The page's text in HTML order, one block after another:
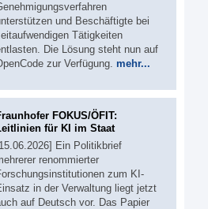
und Beschäftigte bei
Tätigkeiten
Die Lösung steht nun auf
zur Verfügung. mehr...
FOKUS/ÖFIT:
für KI im Staat
Ein Politikbrief
renommierter
zum KI-
in der Verwaltung liegt jetzt
auf Deutsch vor. Das Papier